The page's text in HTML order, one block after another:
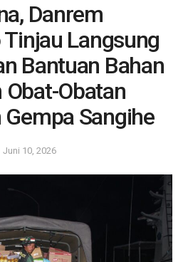
Danrem
Langsung
Bantuan Bahan
Obatan
Sangihe
Juni 10, 2026